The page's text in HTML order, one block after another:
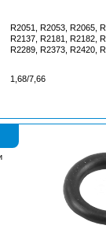
R2051, R2053, R2065,
R2137, R2181, R2182,
R2289, R2373, R2420,
1,68/7,66